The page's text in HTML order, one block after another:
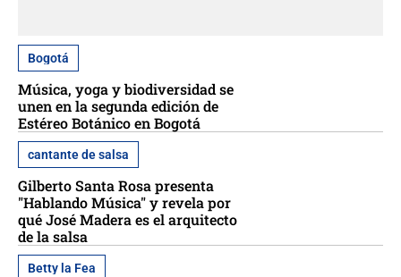
Bogotá
Música, yoga y biodiversidad se
unen en la segunda edición de
Estéreo Botánico en Bogotá
cantante de salsa
Gilberto Santa Rosa presenta
"Hablando Música" y revela por
qué José Madera es el arquitecto
de la salsa
Betty la Fea